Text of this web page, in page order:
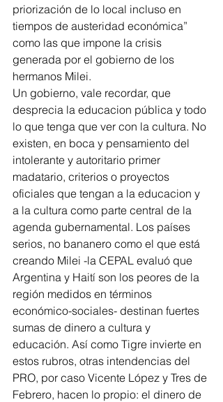
priorización de lo local incluso en
tiempos de austeridad económica”
como las que impone la crisis
generada por el gobierno de los
hermanos Milei.
Un gobierno, vale recordar, que
desprecia la educacion pública y todo
lo que tenga que ver con la cultura. No
existen, en boca y pensamiento del
intolerante y autoritario primer
madatario, criterios o proyectos
oficiales que tengan a la educacion y
a la cultura como parte central de la
agenda gubernamental. Los países
serios, no bananero como el que está
creando Milei -la CEPAL evaluó que
Argentina y Haití son los peores de la
región medidos en términos
económico-sociales- destinan fuertes
sumas de dinero a cultura y
educación. Así como Tigre invierte en
estos rubros, otras intendencias del
PRO, por caso Vicente López y Tres de
Febrero, hacen lo propio: el dinero de